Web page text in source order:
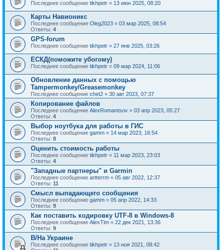
Последнее сообщение tikhpetr « 13 июн 2025, 08:20
Карты Навионикс
Последнее сообщение Oleg2023 « 03 мар 2025, 08:54
Ответы: 4
GPS-forum
Последнее сообщение tikhpetr « 27 янв 2025, 03:26
ЕСКД(поможите убогому)
Последнее сообщение tikhpetr « 09 мар 2024, 11:06
Обновление данных с помощью
Tampermonkey/Greasemonkey
Последнее сообщение chet2 « 30 авг 2023, 07:37
Копирование файлов
Последнее сообщение AlexRomantsov « 03 апр 2023, 05:27
Ответы: 4
Выбор ноутбука для работы в ГИС
Последнее сообщение gamm « 14 мар 2023, 16:54
Ответы: 8
Оценить стоимость работы
Последнее сообщение tikhpetr « 11 мар 2023, 23:03
Ответы: 4
"Западные партнеры" и Garmin
Последнее сообщение artterrm « 05 авг 2022, 12:37
Ответы: 11
Смысл выпадающего сообщения
Последнее сообщение gamm « 05 апр 2022, 14:33
Ответы: 9
Как поставить кодировку UTF-8 в Windows-8
Последнее сообщение AlexTim « 22 дек 2021, 13:36
Ответы: 9
В/На Украине
Последнее сообщение tikhpetr « 13 ноя 2021, 08:42